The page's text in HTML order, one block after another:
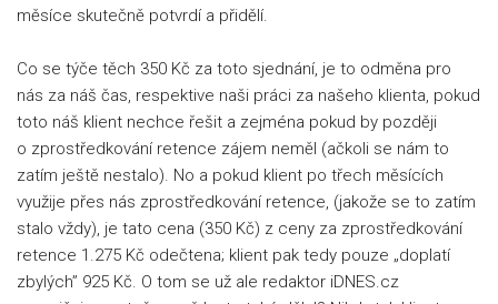
měsíce skutečně potvrdí a přidělí.
Co se týče těch 350 Kč za toto sjednání, je to odměna pro
nás za náš čas, respektive naši práci za našeho klienta, pokud
toto náš klient nechce řešit a zejména pokud by později
o zprostředkování retence zájem neměl (ačkoli se nám to
zatím ještě nestalo). No a pokud klient po třech měsících
využije přes nás zprostředkování retence, (jakože se to zatím
stalo vždy), je tato cena (350 Kč) z ceny za zprostředkování
retence 1.275 Kč odečtena; klient pak tedy pouze „doplatí
zbylých” 925 Kč. O tom se už ale redaktor iDNES.cz